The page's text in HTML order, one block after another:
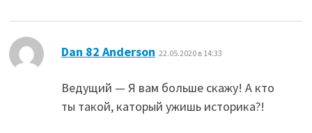
Dan 82 Anderson 22.05.2020 в 14:33
Ведущий — Я вам больше скажу! А кто
ты такой, каторый ужишь историка?!